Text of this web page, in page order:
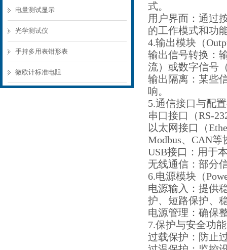
电量测试显示
光学测试仪
手持多用表钳形表
微欧计标准电阻
式。
用户界面：通过
的工作模式和功
4.输出模块（
输出信号转换：
流）或数字信号
输出隔离：某些
响。
5.通信接口与配
串口接口（RS-
以太网接口（
Modbus、CAN
USB接口：用于
无线通信：部分
6.电源模块（
电源输入：提供
护、短路保护、
电源管理：确保
7.保护与安全功
过载保护：防止